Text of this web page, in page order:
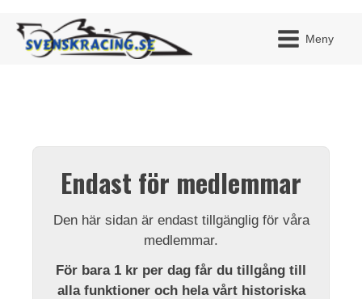
Meny
Endast för medlemmar
Den här sidan är endast tillgänglig för våra
medlemmar.
För bara 1 kr per dag får du tillgång till
alla funktioner och hela vårt historiska